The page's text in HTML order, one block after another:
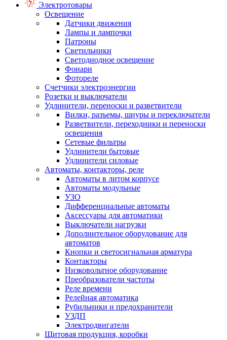
Электротовары
Освещение
Датчики движения
Лампы и лампочки
Патроны
Светильники
Светодиодное освещение
Фонари
Фотореле
Счетчики электроэнергии
Розетки и выключатели
Удлинители, переноски и разветвители
Вилки, разъемы, шнуры и переключатели
Разветвители, переходники и переноски
освещения
Сетевые фильтры
Удлинители бытовые
Удлинители силовые
Автоматы, контакторы, реле
Автоматы в литом корпусе
Автоматы модульные
УЗО
Дифференциальные автоматы
Аксессуары для автоматики
Выключатели нагрузки
Дополнительное оборудование для
автоматов
Кнопки и светосигнальная арматура
Контакторы
Низковольтное оборудование
Преобразователи частоты
Реле времени
Релейная автоматика
Рубильники и предохранители
УЗДП
Электродвигатели
Щитовая продукция, коробки